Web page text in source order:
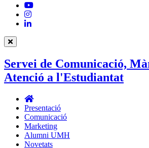
YouTube
Instagram
LinkedIn
Servei de Comunicació,
Atenció a l'Estudiantat
Servei
de
Comunicació,
Màrqueting
i
Atenció
Presentació
Comunicació
Marketing
Alumni UMH
Novetats